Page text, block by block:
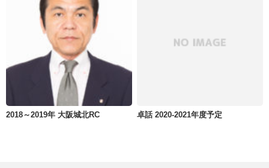
2018～2019年 大阪城北RC 卓話 2020-2021年度予定